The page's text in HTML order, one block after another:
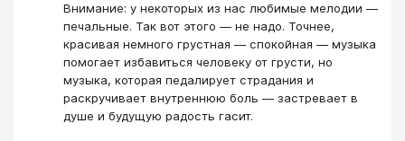
Внимание: у некоторых из нас любимые мелодии —
печальные. Так вот этого — не надо. Точнее,
красивая немного грустная — спокойная — музыка
помогает избавиться человеку от грусти, но
музыка, которая педалирует страдания и
раскручивает внутреннюю боль — застревает в
душе и будущую радость гасит.